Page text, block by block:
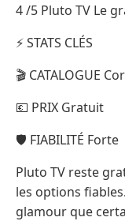
4 /5 Pluto TV Le
⚡ STATS CLÉS
🎬 CATALOGUE
💶 PRIX Gratuit
🛡️ FIABILITÉ Forte
Pluto TV reste
les options
glamour que